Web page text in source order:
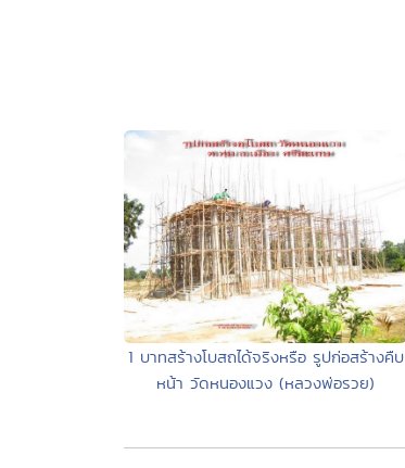
1 บาทสร้างโบสถได้จริงหรือ รูปก่อสร้างคืบ
หน้า วัดหนองแวง (หลวงพ่อรวย)